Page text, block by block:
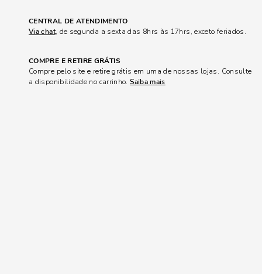
CENTRAL DE ATENDIMENTO
Via chat, de segunda a sexta das 8hrs às 17hrs, exceto feriados.
COMPRE E RETIRE GRÁTIS
Compre pelo site e retire grátis em uma de nossas lojas. Consulte
a disponibilidade no carrinho.Saiba mais